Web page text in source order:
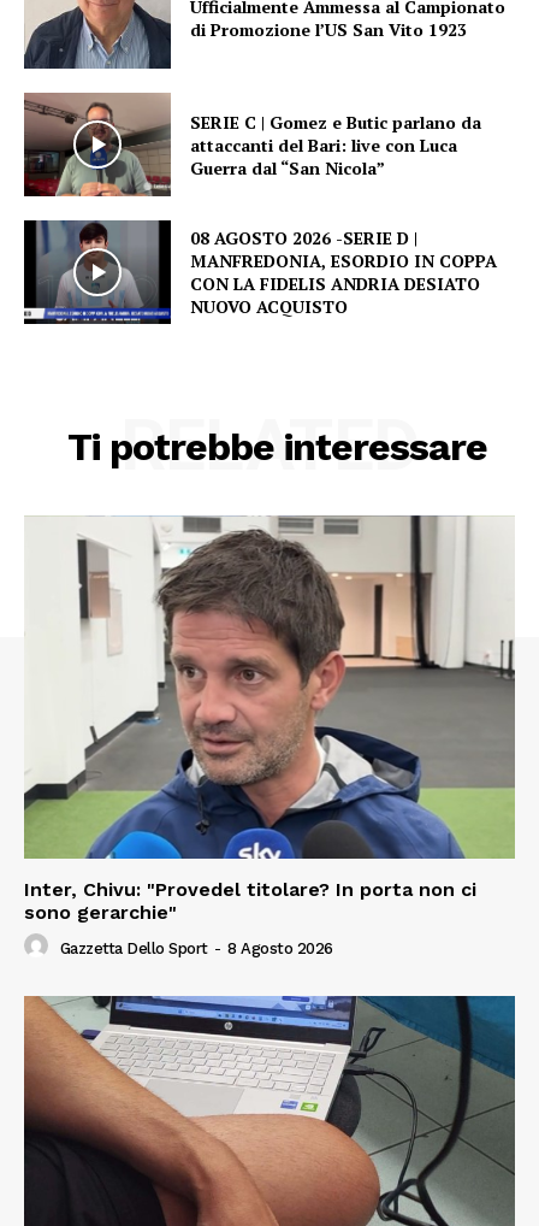
Ufficialmente Ammessa al Campionato
di Promozione l’US San Vito 1923
SERIE C | Gomez e Butic parlano da
attaccanti del Bari: live con Luca
Guerra dal “San Nicola”
08 AGOSTO 2026 -SERIE D |
MANFREDONIA, ESORDIO IN COPPA
CON LA FIDELIS ANDRIA DESIATO
NUOVO ACQUISTO
Ti potrebbe interessare
RELATED
Inter, Chivu: "Provedel titolare? In porta non ci
sono gerarchie"
Gazzetta Dello Sport - 8 Agosto 2026